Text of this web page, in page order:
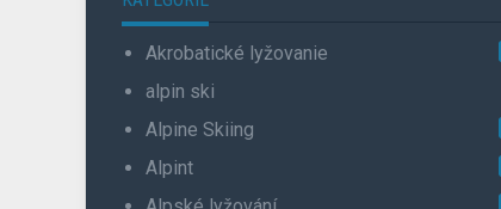
Akrobatické lyžovanie
alpin ski
Alpine Skiing
Alpint